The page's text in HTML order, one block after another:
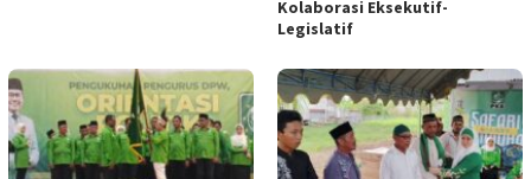
Kolaborasi Eksekutif-
Legislatif